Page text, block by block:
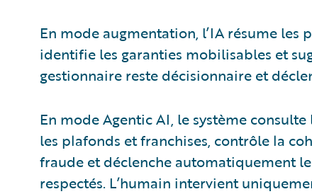
En mode augmentation, l’IA résume les
identifie les garanties mobilisables et
gestionnaire reste décisionnaire et
En mode Agentic AI, le système
les plafonds et franchises, contrôle la
fraude et déclenche automatiquement
respectés. L’humain intervient